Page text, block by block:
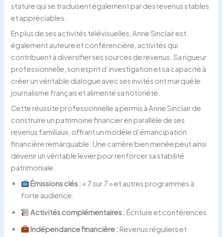
stature qui se traduisent également par des revenus stables
et appréciables.
En plus de ses activités télévisuelles, Anne Sinclair est
également auteure et conférencière, activités qui
contribuent à diversifier ses sources de revenus. Sa rigueur
professionnelle, son esprit d’investigation et sa capacité à
créer un véritable dialogue avec ses invités ont marqué le
journalisme français et alimenté sa notoriété.
Cette réussite professionnelle a permis à Anne Sinclair de
construire un patrimoine financier en parallèle de ses
revenus familiaux, offrant un modèle d’émancipation
financière remarquable. Une carrière bien menée peut ainsi
devenir un véritable levier pour renforcer sa stabilité
patrimoniale.
Émissions clés :« 7 sur 7 » et autres programmes à
forte audience.
Activités complémentaires : Écriture et conférences.
Indépendance financière : Revenus réguliers et